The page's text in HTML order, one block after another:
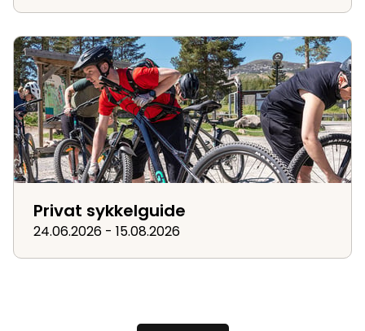
Privat sykkelguide
24.06.2026 - 15.08.2026
Privat sykkelguide